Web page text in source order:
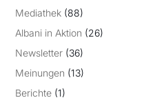
Mediathek (88)
Albani in Aktion (26)
Newsletter (36)
Meinungen (13)
Berichte (1)